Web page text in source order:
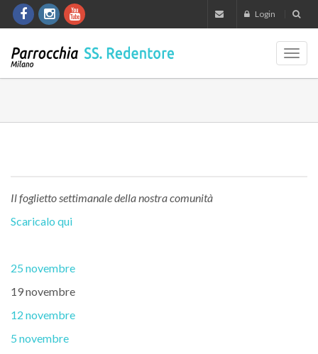
Login
Il foglietto settimanale della nostra comunità
Scaricalo qui
25 novembre
19 novembre
12 novembre
5 novembre